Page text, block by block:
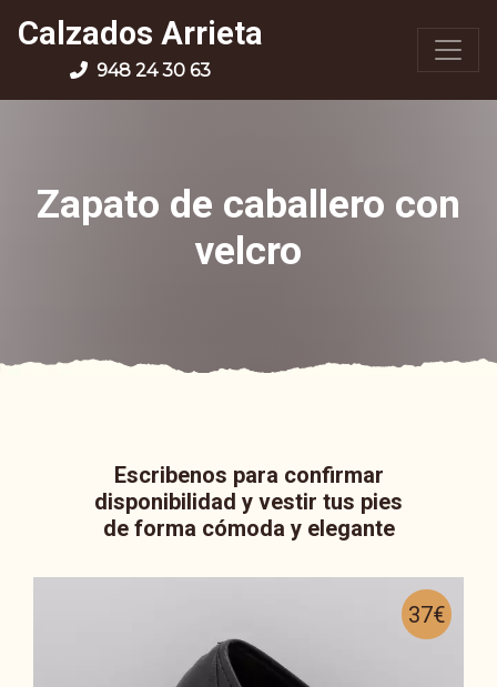
Calzados Arrieta
948 24 30 63
Zapato de caballero con
velcro
Escribenos para confirmar
disponibilidad y vestir tus pies
de forma cómoda y elegante
37€